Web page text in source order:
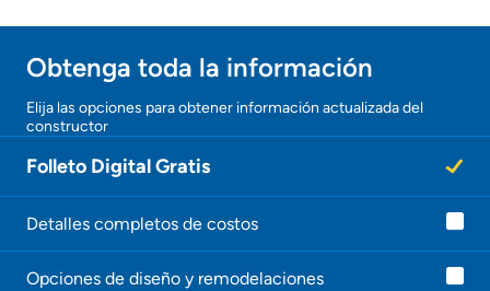
Obtenga toda la información
Elija las opciones para obtener información actualizada del
constructor
Folleto Digital Gratis
Detalles completos de costos
Opciones de diseño y remodelaciones